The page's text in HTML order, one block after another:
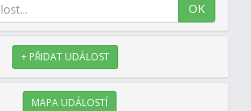
OK
+ PŘIDAT UDÁLOST
MAPA UDÁLOSTÍ